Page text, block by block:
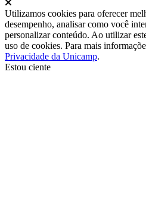
Utilizamos cookies para oferecer
desempenho, analisar como você
personalizar conteúdo. Ao utilizar
uso de cookies. Para mais
Privacidade da Unicamp.
Estou ciente